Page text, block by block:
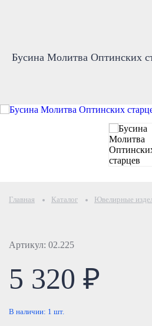
Бусина Молитва Оптинских
Главная Каталог Ювелирные
Артикул: 02.225
5 320 ₽
В наличии: 1 шт.